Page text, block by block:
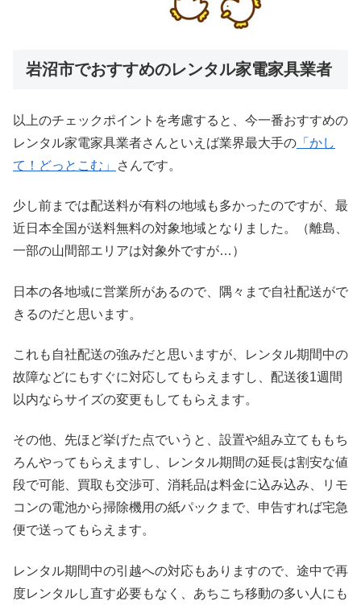
岩沼市でおすすめのレンタル家電家具業者
以上のチェックポイントを考慮すると、今一番おすすめの
レンタル家電家具業者さんといえば業界最大手の 「かし
て！どっとこむ」
さんです。
少し前までは配送料が有料の地域も多かったのですが、最
近日本全国が送料無料の対象地域となりました。（離島、
一部の山間部エリアは対象外ですが…）
日本の各地域に営業所があるので、隅々まで自社配送がで
きるのだと思います。
これも自社配送の強みだと思いますが、レンタル期間中の
故障などにもすぐに対応してもらえますし、配送後1週間
以内ならサイズの変更もしてもらえます。
その他、先ほど挙げた点でいうと、設置や組み立てももち
ろんやってもらえますし、レンタル期間の延長は割安な値
段で可能、買取も交渉可、消耗品は料金に込み込み、リモ
コンの電池から掃除機用の紙パックまで、申告すれば宅急
便で送ってもらえます。
レンタル期間中の引越への対応もありますので、途中で再
度レンタルし直す必要もなく、あちこち移動の多い人にも